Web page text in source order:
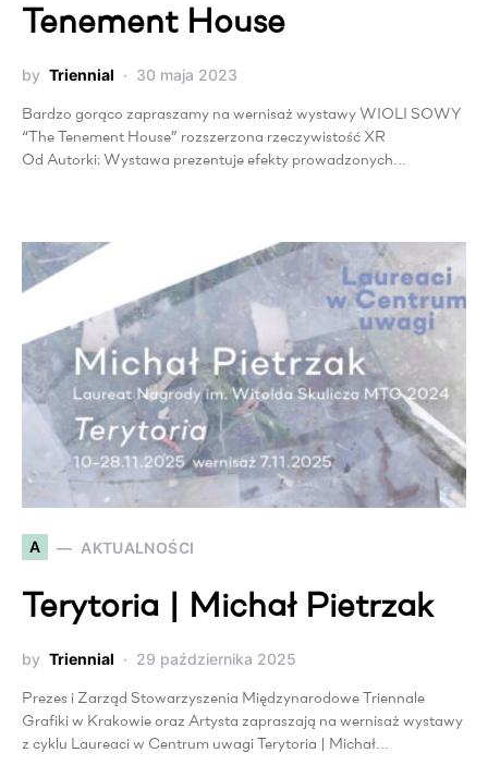
Tenement House
by Triennial 30 maja 2023
Bardzo gorąco zapraszamy na wernisaż wystawy WIOLI SOWY
“The Tenement House” rozszerzona rzeczywistość XR
Od Autorki: Wystawa prezentuje efekty prowadzonych…
A AKTUALNOŚCI
Terytoria | Michał Pietrzak
by Triennial 29 października 2025
Prezes i Zarząd Stowarzyszenia Międzynarodowe Triennale
Grafiki w Krakowie oraz Artysta zapraszają na wernisaż wystawy
z cyklu Laureaci w Centrum uwagi Terytoria | Michał…